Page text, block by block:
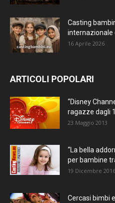
Casting
internazionale
16 Aprile 2026
ARTICOLI POPOLARI
“Disney
ragazze dagli
23 Maggio 2013
“La bella
per bambine tra
19 Dicembre 2016
Cercasi bimbi